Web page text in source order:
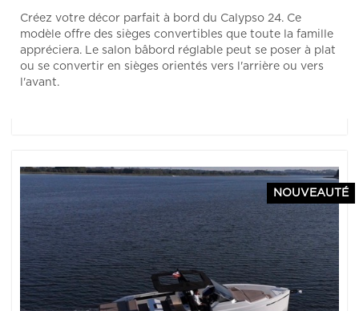
Créez votre décor parfait à bord du Calypso 24. Ce
modèle offre des sièges convertibles que toute la famille
appréciera. Le salon bâbord réglable peut se poser à plat
ou se convertir en sièges orientés vers l'arrière ou vers
l'avant.
NOUVEAUTÉ